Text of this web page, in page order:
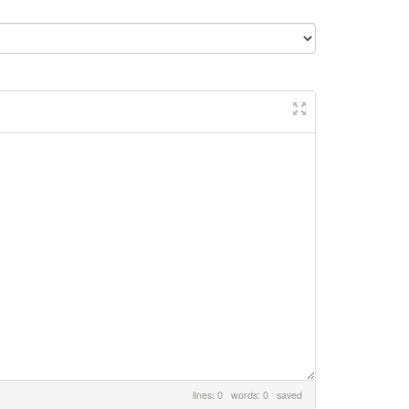
lines: 0 words: 0 saved